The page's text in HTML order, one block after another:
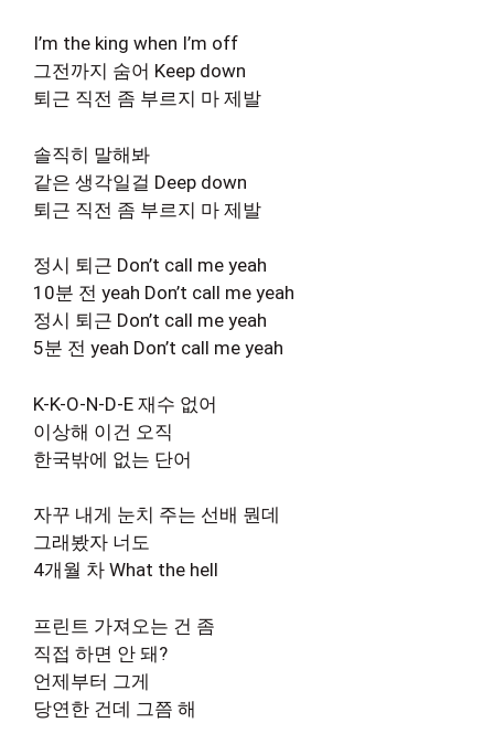
I’m the king when I’m off
그전까지 숨어 Keep down
퇴근 직전 좀 부르지 마 제발
솔직히 말해봐
같은 생각일걸 Deep down
퇴근 직전 좀 부르지 마 제발
정시 퇴근 Don’t call me yeah
10분 전 yeah Don’t call me yeah
정시 퇴근 Don’t call me yeah
5분 전 yeah Don’t call me yeah
K-K-O-N-D-E 재수 없어
이상해 이건 오직
한국밖에 없는 단어
자꾸 내게 눈치 주는 선배 뭔데
그래봤자 너도
4개월 차 What the hell
프린트 가져오는 건 좀
직접 하면 안 돼?
언제부터 그게
당연한 건데 그쯤 해